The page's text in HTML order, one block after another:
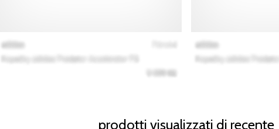
prodotti visualizzati di recente